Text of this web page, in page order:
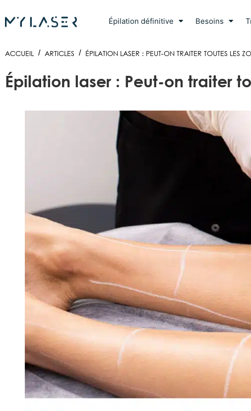
Épilation définitive Besoins
ACCUEIL / ARTICLES / ÉPILATION LASER : PEUT-ON TRAITER TOUTES LES
Épilation laser : Peut-on traiter